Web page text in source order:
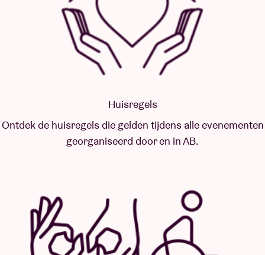
Huisregels
Ontdek de huisregels die gelden tijdens alle evenementen
georganiseerd door en in AB.